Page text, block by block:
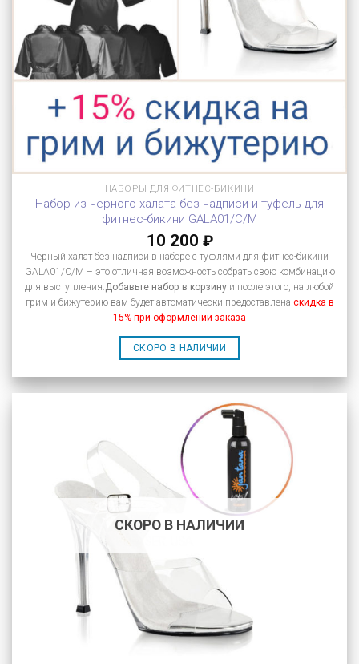
НАБОРЫ ДЛЯ ФИТНЕС-БИКИНИ
Набор из черного халата без надписи и туфель для
фитнес-бикини GALA01/C/M
10 200 ₽
Черный халат без надписи в наборе с туфлями для фитнес-бикини
GALA01/C/M – это отличная возможность собрать свою комбинацию
для выступления. Добавьте набор в корзину и после этого, на любой
грим и бижутерию вам будет автоматически предоставлена скидка в
15% при оформлении заказа
СКОРО В НАЛИЧИИ
СКОРО В НАЛИЧИИ